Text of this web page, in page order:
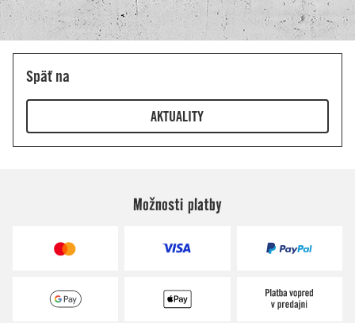
Možnosti platby